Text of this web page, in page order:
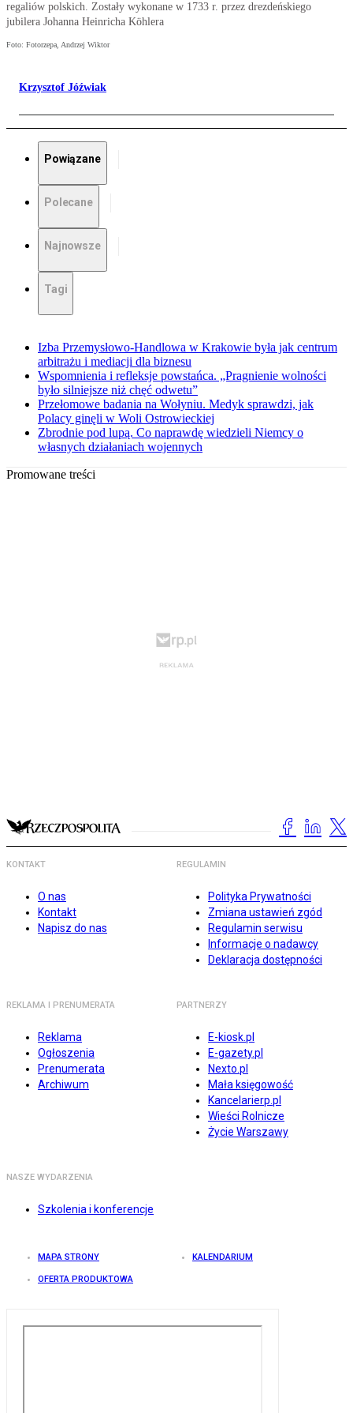
regaliów polskich. Zostały wykonane w 1733 r. przez drezdeńskiego
jubilera Johanna Heinricha Köhlera
Foto: Fotorzepa, Andrzej Wiktor
Krzysztof Jóźwiak
Powiązane
Polecane
Najnowsze
Tagi
Izba Przemysłowo-Handlowa w Krakowie była jak centrum
arbitrażu i mediacji dla biznesu
Wspomnienia i refleksje powstańca. „Pragnienie wolności
było silniejsze niż chęć odwetu”
Przełomowe badania na Wołyniu. Medyk sprawdzi, jak
Polacy ginęli w Woli Ostrowieckiej
Zbrodnie pod lupą. Co naprawdę wiedzieli Niemcy o
własnych działaniach wojennych
Promowane treści
KONTAKT
O nas
Kontakt
Napisz do nas
REGULAMIN
Polityka Prywatności
Zmiana ustawień zgód
Regulamin serwisu
Informacje o nadawcy
Deklaracja dostępności
REKLAMA I PRENUMERATA
Reklama
Ogłoszenia
Prenumerata
Archiwum
PARTNERZY
E-kiosk.pl
E-gazety.pl
Nexto.pl
Mała księgowość
Kancelarierp.pl
Wieści Rolnicze
Życie Warszawy
NASZE WYDARZENIA
Szkolenia i konferencje
MAPA STRONY KALENDARIUM
OFERTA PRODUKTOWA